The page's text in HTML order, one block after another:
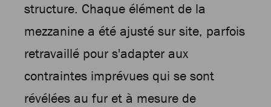
structure. Chaque élément de la
mezzanine a été ajusté sur site, parfois
retravaillé pour s'adapter aux
contraintes imprévues qui se sont
révélées au fur et à mesure de